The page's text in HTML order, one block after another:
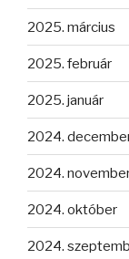
2025. március
2025. február
2025. január
2024.
2024.
2024. október
2024.